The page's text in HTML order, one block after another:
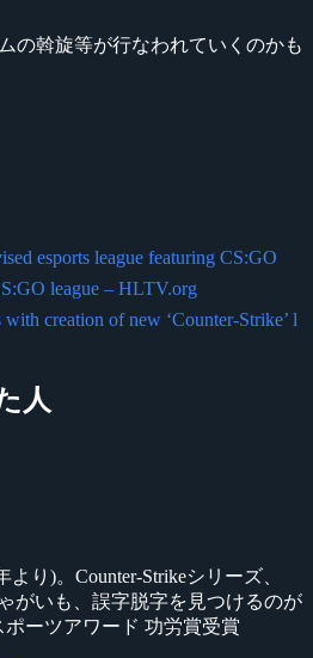
の斡旋等が行なわれていくのかも
esports league featuring CS:GO
league – HLTV.org
creation of new ‘Counter-Strike’ l
人
より)。Counter-Strikeシリーズ、
がいも、誤字脱字を見つけるのが
ーツアワード 功労賞受賞